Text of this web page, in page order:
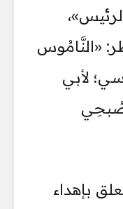
«النَّامُوس
لأبي
صُبحِي
بإهداء